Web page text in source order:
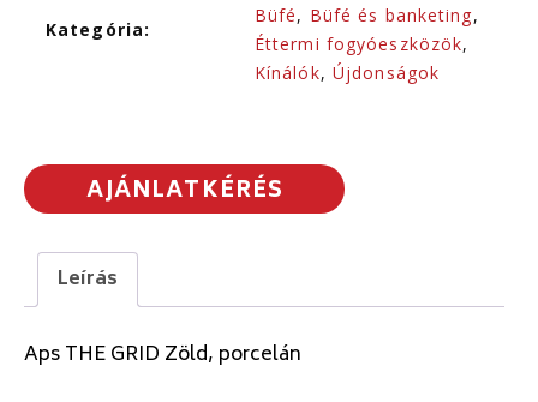
Kategória:
Büfé, Büfé és banketing,
Éttermi fogyóeszközök,
Kínálók, Újdonságok
AJÁNLATKÉRÉS
Leírás
Aps THE GRID Zöld, porcelán